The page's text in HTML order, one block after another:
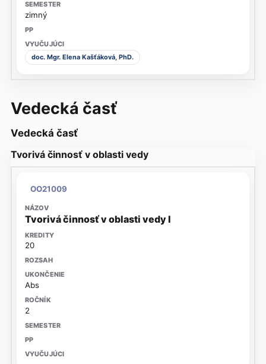
zimný
doc. Mgr. Elena Kašťáková, PhD.
Vedecká časť
Vedecká časť
Tvorivá činnosť v oblasti vedy
OO21009
Tvorivá činnosť v oblasti vedy I
20
Abs
2